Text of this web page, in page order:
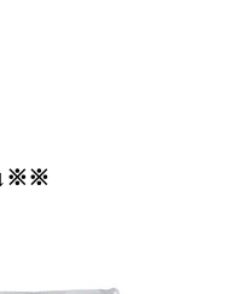
↓※※